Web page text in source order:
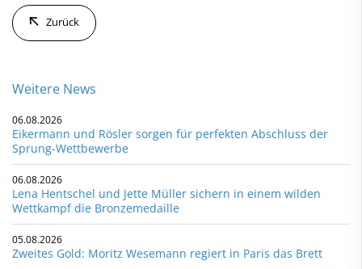
Zurück
Weitere News
06.08.2026
Eikermann und Rösler sorgen für perfekten Abschluss der
Sprung-Wettbewerbe
06.08.2026
Lena Hentschel und Jette Müller sichern in einem wilden
Wettkampf die Bronzemedaille
05.08.2026
Zweites Gold: Moritz Wesemann regiert in Paris das Brett